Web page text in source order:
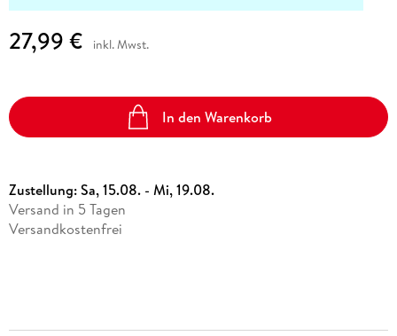
27,99 € inkl. Mwst.
In den Warenkorb
Zustellung:Sa, 15.08. - Mi, 19.08.
Versand in 5 Tagen
Versandkostenfrei